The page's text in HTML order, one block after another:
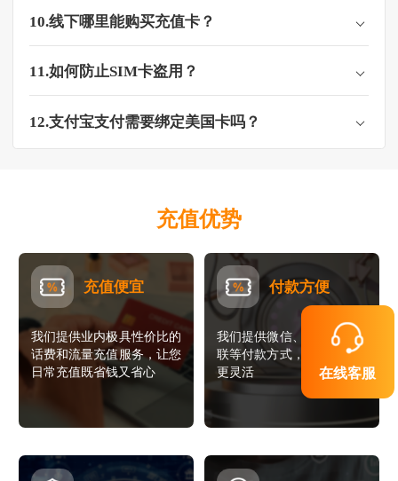
在线客服
10.线下哪里能购买充值卡？
11.如何防止SIM卡盗用？​
12.支付宝支付需要绑定美国卡吗？
充值优势
充值便宜
我们提供业内极具性价比的
话费和流量充值服务，让您
日常充值既省钱又省心
付款方便
我们提供微信、支付宝、银
联等付款方式，让您的支付
更灵活